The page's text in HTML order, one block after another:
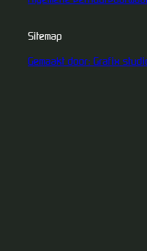
Sitemap
Gemaakt door: Grafix